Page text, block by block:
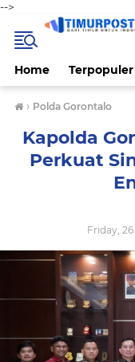
-->
Home Terpopuler
› Polda Gorontalo
Kapolda
Perkuat
Friday,